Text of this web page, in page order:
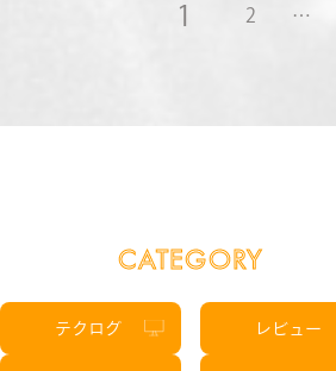
1 2 …
CATEGORY
テクログ レビュー